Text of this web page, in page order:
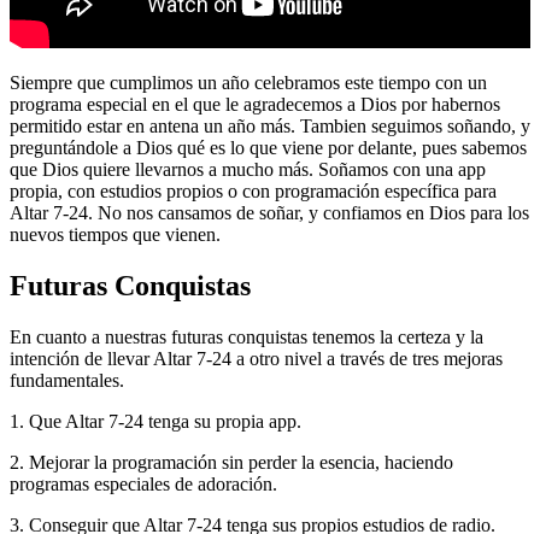
Siempre que cumplimos un año celebramos este tiempo con un
programa especial en el que le agradecemos a Dios por habernos
permitido estar en antena un año más. Tambien seguimos soñando, y
preguntándole a Dios qué es lo que viene por delante, pues sabemos
que Dios quiere llevarnos a mucho más. Soñamos con una app
propia, con estudios propios o con programación específica para
Altar 7-24. No nos cansamos de soñar, y confiamos en Dios para los
nuevos tiempos que vienen.
Futuras Conquistas
En cuanto a nuestras futuras conquistas tenemos la certeza y la
intención de llevar Altar 7-24 a otro nivel a través de tres mejoras
fundamentales.
1. Que Altar 7-24 tenga su propia app.
2. Mejorar la programación sin perder la esencia, haciendo
programas especiales de adoración.
3. Conseguir que Altar 7-24 tenga sus propios estudios de radio.